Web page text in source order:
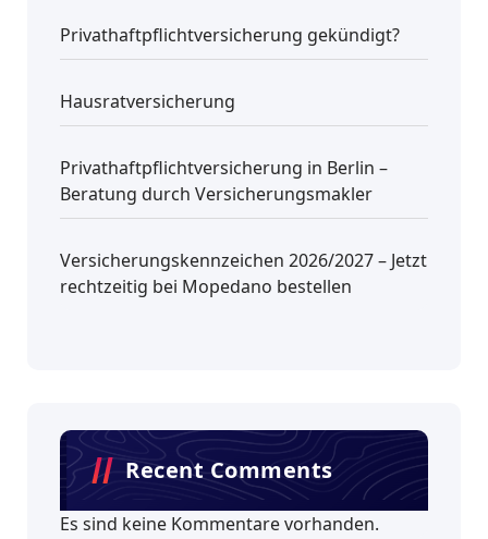
Privathaftpflichtversicherung gekündigt?
Hausratversicherung
Privathaftpflichtversicherung in Berlin –
Beratung durch Versicherungsmakler
Versicherungskennzeichen 2026/2027 – Jetzt
rechtzeitig bei Mopedano bestellen
Recent Comments
Es sind keine Kommentare vorhanden.